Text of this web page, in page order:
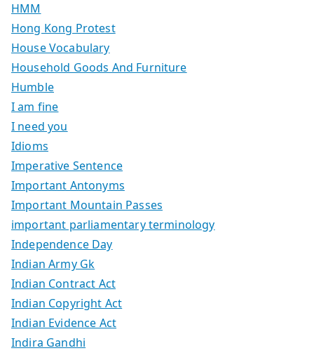
HMM
Hong Kong Protest
House Vocabulary
Household Goods And Furniture
Humble
I am fine
I need you
Idioms
Imperative Sentence
Important Antonyms
Important Mountain Passes
important parliamentary terminology
Independence Day
Indian Army Gk
Indian Contract Act
Indian Copyright Act
Indian Evidence Act
Indira Gandhi